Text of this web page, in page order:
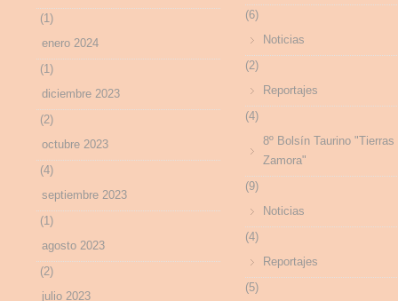
(1)
enero 2024
(1)
diciembre 2023
(2)
octubre 2023
(4)
septiembre 2023
(1)
agosto 2023
(2)
julio 2023
(6)
Noticias
(2)
Reportajes
(4)
8º Bolsín Taurino "Tierras
Zamora"
(9)
Noticias
(4)
Reportajes
(5)